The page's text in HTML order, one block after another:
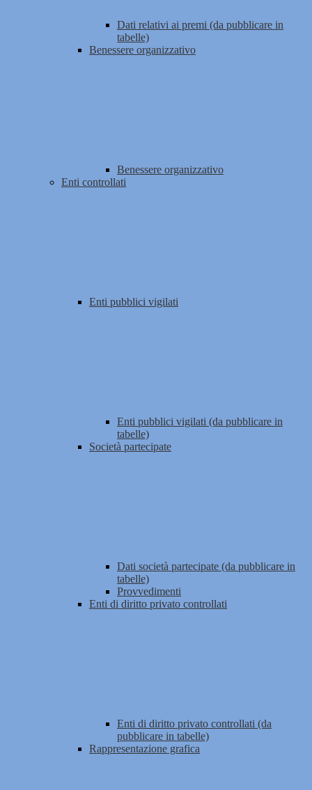
Dati relativi ai premi (da pubblicare in
tabelle)
Benessere organizzativo
Benessere organizzativo
Enti controllati
Enti pubblici vigilati
Enti pubblici vigilati (da pubblicare in
tabelle)
Società partecipate
Dati società partecipate (da pubblicare in
tabelle)
Provvedimenti
Enti di diritto privato controllati
Enti di diritto privato controllati (da
pubblicare in tabelle)
Rappresentazione grafica